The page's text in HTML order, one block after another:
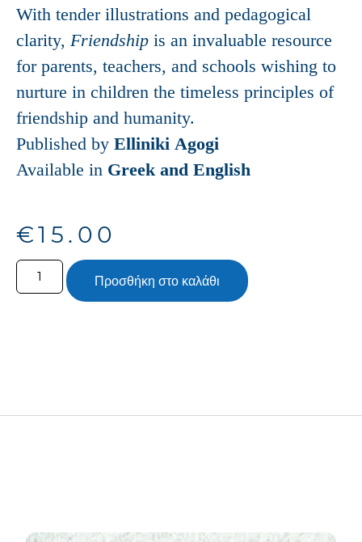
With tender illustrations and pedagogical
clarity, Friendship is an invaluable resource
for parents, teachers, and schools wishing to
nurture in children the timeless principles of
friendship and humanity.
Published by Elliniki Agogi
Available in Greek and English
€15.00
Προσθήκη στο καλάθι